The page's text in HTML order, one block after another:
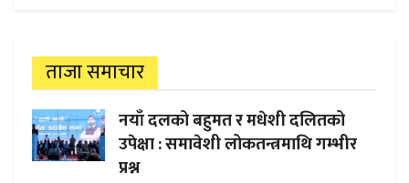
ताजा समाचार
नयाँ दलको बहुमत र मधेशी दलितको
उपेक्षा : समावेशी लोकतन्त्रमाथि गम्भीर
प्रश्न